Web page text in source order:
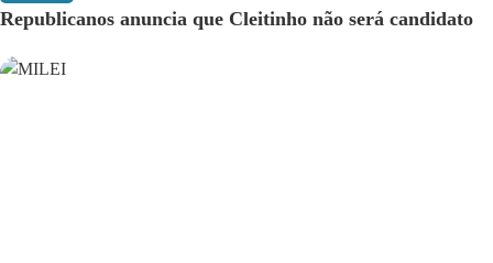
Republicanos anuncia que Cleitinho não será candidato